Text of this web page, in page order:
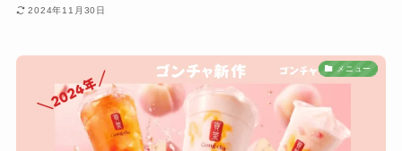
2024年11月30日
メニュー